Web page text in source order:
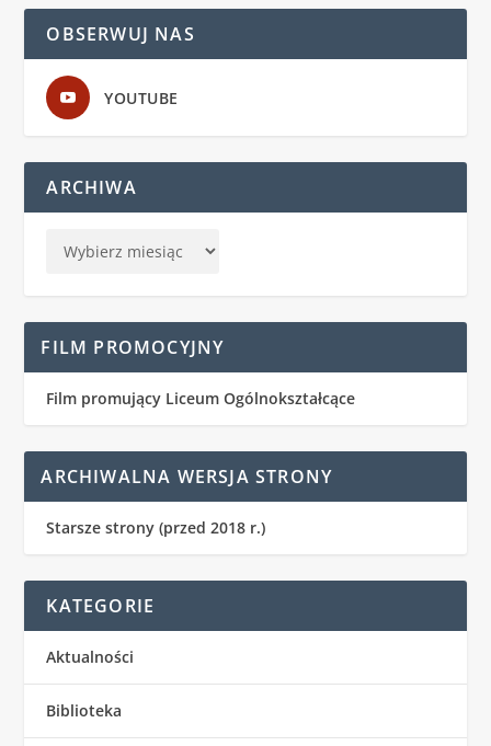
OBSERWUJ NAS
YOUTUBE
ARCHIWA
FILM PROMOCYJNY
Film promujący Liceum Ogólnokształcące
ARCHIWALNA WERSJA STRONY
Starsze strony (przed 2018 r.)
KATEGORIE
Aktualności
Biblioteka